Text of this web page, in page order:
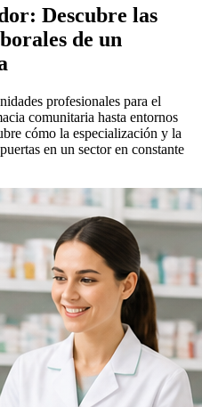
Descubre las
de un
profesionales para el
comunitaria hasta entornos
cómo la especialización y la
en un sector en constante